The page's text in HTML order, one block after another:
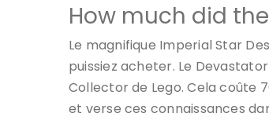
How much did
Le magnifique Imperial Star
puissiez acheter. Le
Collector de Lego. Cela coûte
et verse ces connaissances